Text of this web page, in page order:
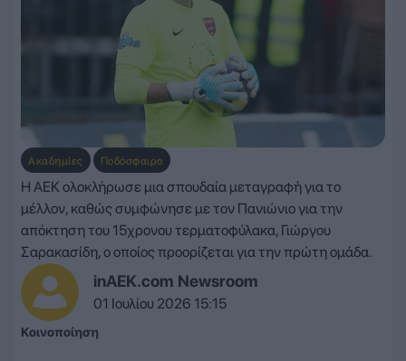
Ακαδημίες Ποδόσφαιρο
inAEK.com Newsroom
01 Ιουλίου 2026 15:15
Η ΑΕΚ ολοκλήρωσε μια σπουδαία μεταγραφή για το
μέλλον, καθώς συμφώνησε με τον Πανιώνιο για την
απόκτηση του 15χρονου τερματοφύλακα, Γιώργου
Σαρακασίδη, ο οποίος προορίζεται για την πρώτη ομάδα.
Κοινοποίηση